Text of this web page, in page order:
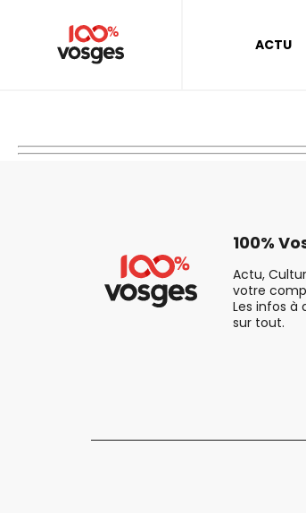
ACTU
100%
Actu,
votre
Les infos à
sur tout.